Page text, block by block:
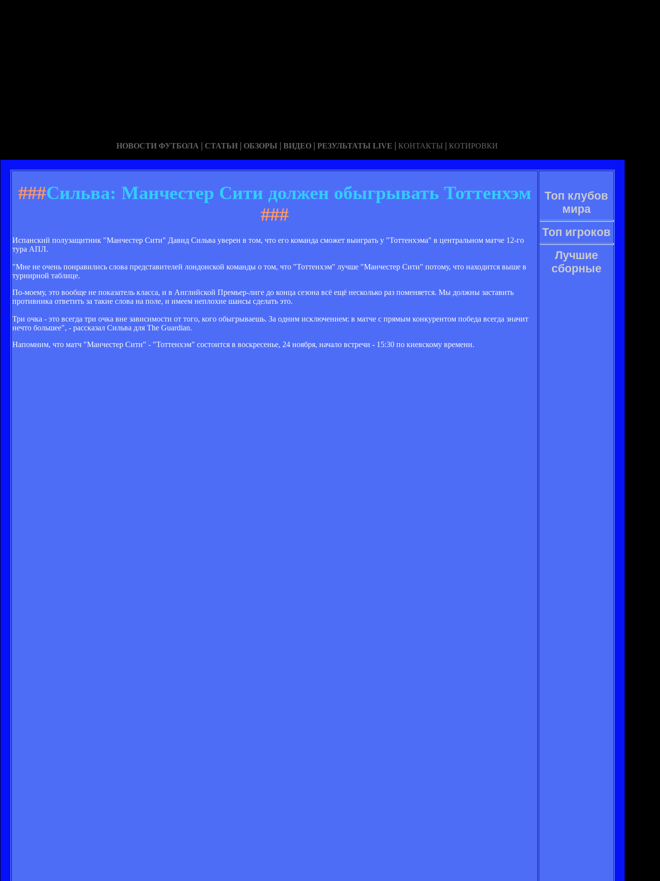
НОВОСТИ ФУТБОЛА | СТАТЬИ | ОБЗОРЫ | ВИДЕО | РЕЗУЛЬТАТЫ LIVE | КОНТАКТЫ | КОТИРОВКИ
###Сильва: Манчестер Сити должен обыгрывать Тоттенхэм
###
Испанский полузащитник "Манчестер Сити" Давид Сильва уверен в том, что его команда сможет выиграть у "Тоттенхэма" в центральном матче 12-го
тура АПЛ.
"Мне не очень понравились слова представителей лондонской команды о том, что "Тоттенхэм" лучше "Манчестер Сити" потому, что находится выше в
турнирной таблице.
По-моему, это вообще не показатель класса, и в Английской Премьер-лиге до конца сезона всё ещё несколько раз поменяется. Мы должны заставить
противника ответить за такие слова на поле, и имеем неплохие шансы сделать это.
Три очка - это всегда три очка вне зависимости от того, кого обыгрываешь. За одним исключением: в матче с прямым конкурентом победа всегда значит
нечто большее", - рассказал Сильва для The Guardian.
Напомним, что матч "Манчестер Сити" - "Тоттенхэм" состоится в воскресенье, 24 ноября, начало встречи - 15:30 по киевскому времени.
Топ клубов
мира
Топ игроков
Лучшие
сборные